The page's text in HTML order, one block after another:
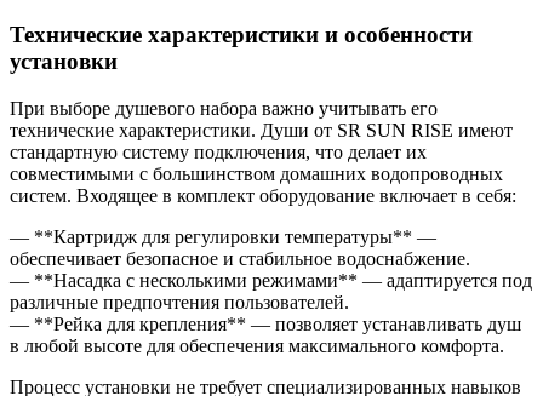
Технические характеристики и особенности
установки
При выборе душевого набора важно учитывать его
технические характеристики. Души от SR SUN RISE имеют
стандартную систему подключения, что делает их
совместимыми с большинством домашних водопроводных
систем. Входящее в комплект оборудование включает в себя:
— **Картридж для регулировки температуры** —
обеспечивает безопасное и стабильное водоснабжение.
— **Насадка с несколькими режимами** — адаптируется под
различные предпочтения пользователей.
— **Рейка для крепления** — позволяет устанавливать душ
в любой высоте для обеспечения максимального комфорта.
Процесс установки не требует специализированных навыков